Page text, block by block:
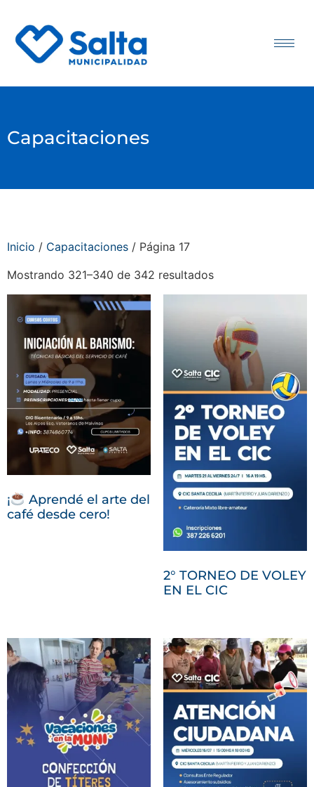
Capacitaciones
Inicio / Capacitaciones / Página 17
Mostrando 321–340 de 342 resultados
¡
Aprendé el arte del
café desde cero!
2° TORNEO DE VOLEY
EN EL CIC